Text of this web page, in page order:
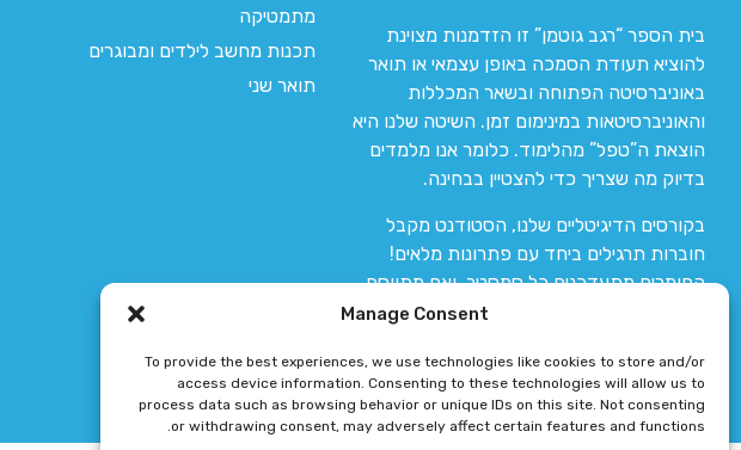
Manage Consent
To provide the best experiences, we use technologies like cookies to store and/or
access device information. Consenting to these technologies will allow us to
process data such as browsing behavior or unique IDs on this site. Not consenting
or withdrawing consent, may adversely affect certain features and functions.
בית הספר “רגב גוטמן” זו הזדמנות מצוינת
להוציא תעודת הסמכה באופן עצמאי או תואר
באוניברסיטה הפתוחה ובשאר המכללות
והאוניברסיטאות במינימום זמן. השיטה שלנו היא
הוצאת ה”טפל” מהלימוד. כלומר אנו מלמדים
בדיוק מה שצריך כדי להצטיין בבחינה.
בקורסים הדיגיטליים שלנו, הסטודנט מקבל
חוברות תרגילים ביחד עם פתרונות מלאים!
החומרים מתעדכנים כל סמסטר, ואם מתווסף
חומר חדש אז הקורס מתעדכן יחד איתו.
מתמטיקה
תכנות מחשב לילדים ומבוגרים
תואר שני